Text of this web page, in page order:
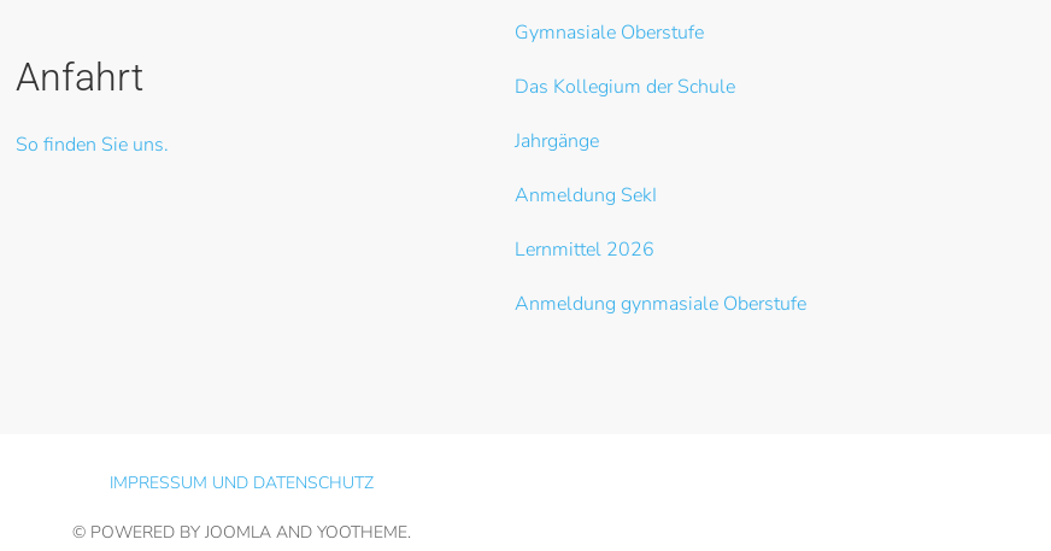
Anfahrt
So finden Sie uns.
Gymnasiale Oberstufe
Das Kollegium der Schule
Jahrgänge
Anmeldung SekI
Lernmittel 2026
Anmeldung gynmasiale Oberstufe
IMPRESSUM UND DATENSCHUTZ
© POWERED BY JOOMLA AND YOOTHEME.